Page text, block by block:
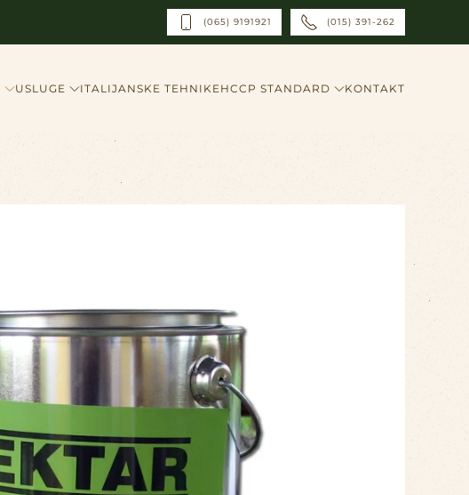
(065) 9191921 (015) 391-262
USLUGE ITALIJANSKE TEHNIKEHCCP STANDARD KONTAKT